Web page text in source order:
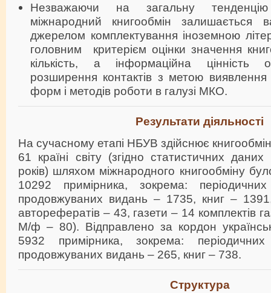
Незважаючи на загальну
міжнародний книгообмін залишається
джерелом комплектування іноземною
головним критерієм оцінки значення
кількість, а інформаційна цінність
розширення контактів з метою виявлення
форм і методів роботи в галузі МКО.
Результати діяльності
На сучасному етапі НБУВ здійснює
61 країні світу (згідно статистичних
років) шляхом міжнародного книгообміну
10292 примірника, зокрема:
продовжуваних видань – 1735, книг –
авторефератів – 43, газети – 14 комплектів
М/ф – 80). Відправлено за кордон
5932 примірника, зокрема:
продовжуваних видань – 265, книг – 738.
Структура